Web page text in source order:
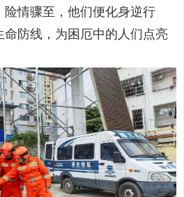
险情骤至，他们便化身逆行
防线，为困厄中的人们点亮